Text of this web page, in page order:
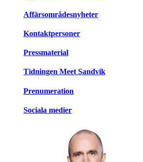
Affärsområdesnyheter
Kontaktpersoner
Pressmaterial
Tidningen Meet Sandvik
Prenumeration
Sociala medier